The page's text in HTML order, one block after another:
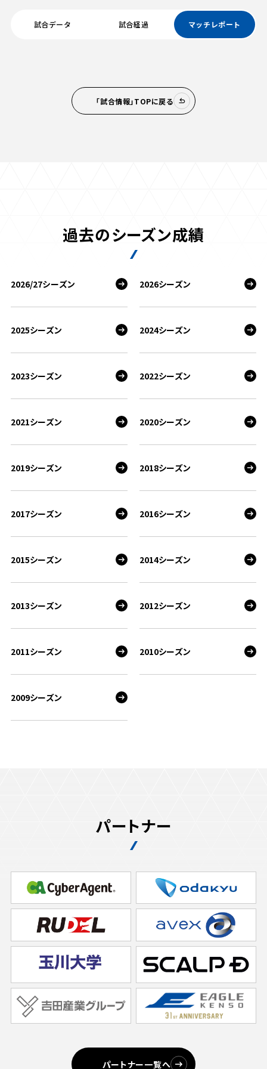
試合データ 試合経過 マッチレポート
「試合情報」TOPに戻る
過去のシーズン成績
2026/27シーズン 2026シーズン
2025シーズン 2024シーズン
2023シーズン 2022シーズン
2021シーズン 2020シーズン
2019シーズン 2018シーズン
2017シーズン 2016シーズン
2015シーズン 2014シーズン
2013シーズン 2012シーズン
2011シーズン 2010シーズン
2009シーズン
パートナー
パートナー一覧へ